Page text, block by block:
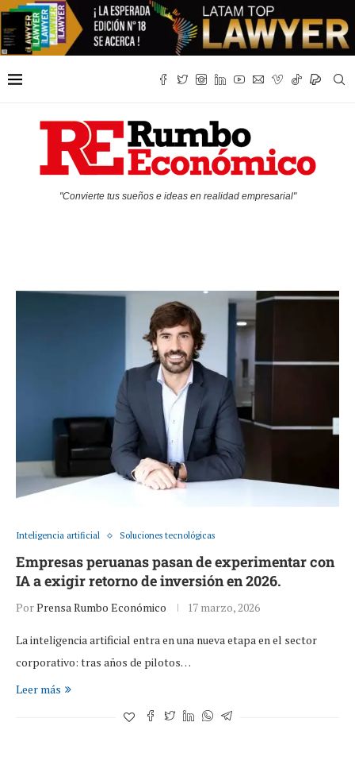
"Convierte tus sueños e ideas en realidad empresarial"
Inteligencia artificial Soluciones tecnológicas
Empresas peruanas pasan de experimentar con
IA a exigir retorno de inversión en 2026.
PorPrensa Rumbo Económico 17 marzo, 2026
La inteligencia artificial entra en una nueva etapa en el sector
corporativo: tras años de pilotos…
Leer más